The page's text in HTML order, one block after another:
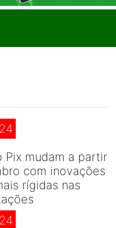
Pix mudam a partir
com inovações
rígidas nas